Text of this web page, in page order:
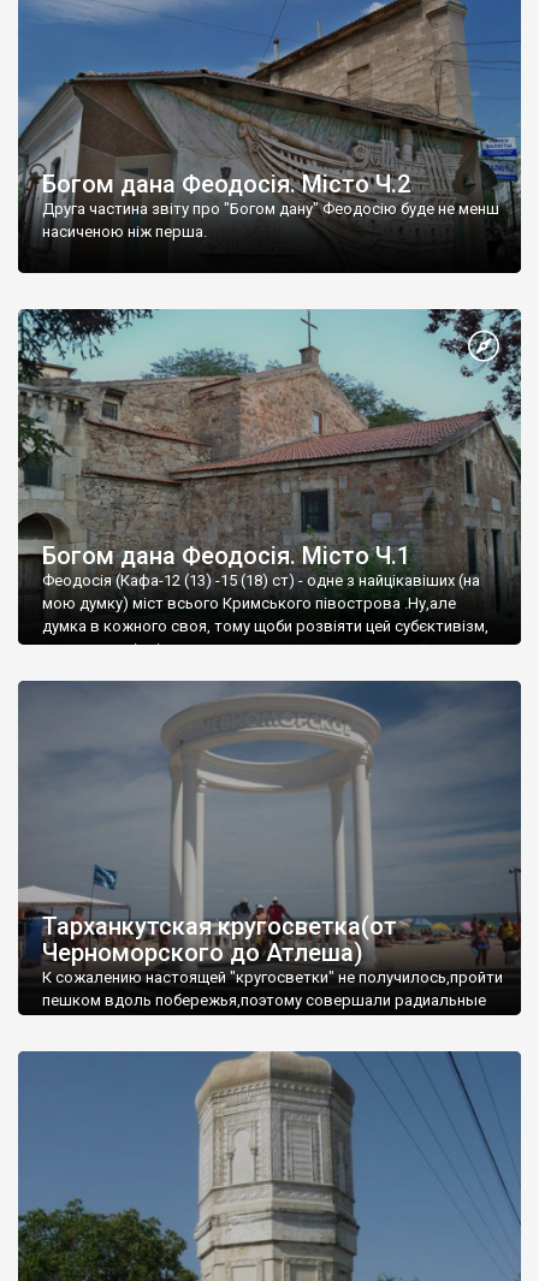
Богом дана Феодосія. Місто Ч.2
Друга частина звіту про "Богом дану" Феодосію буде не менш
насиченою ніж перша.
Богом дана Феодосія. Місто Ч.1
Феодосія (Кафа-12 (13) -15 (18) ст) - одне з найцікавіших (на
мою думку) міст всього Кримського півострова .Ну,але
думка в кожного своя, тому щоби розвіяти цей субєктивізм,
запрошую відвідати це
Тарханкутская кругосветка(от
Черноморского до Атлеша)
К сожалению настоящей "кругосветки" не получилось,пройти
пешком вдоль побережья,поэтому совершали радиальные